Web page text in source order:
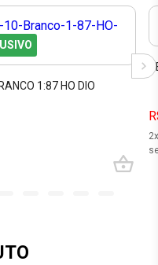
1:87 HO DIO
2